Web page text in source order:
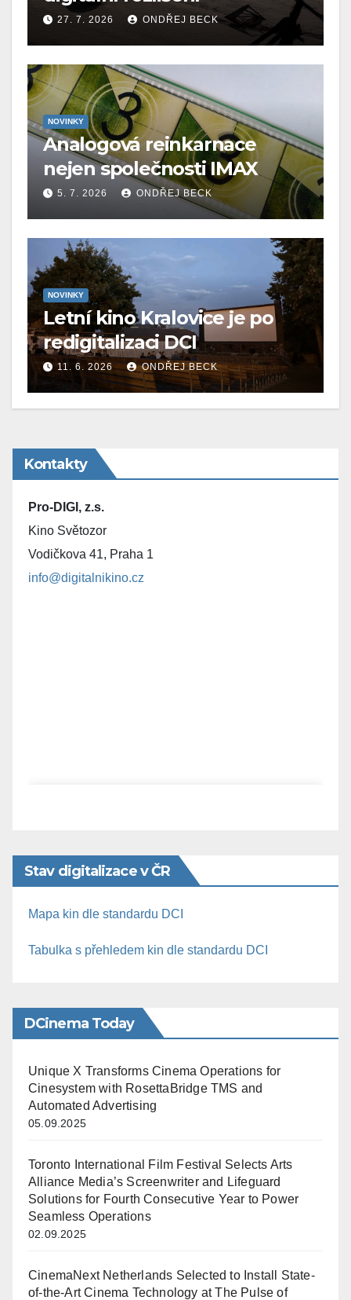
27. 7. 2026 ONDŘEJ BECK
NOVINKY
Analogová reinkarnace
nejen společnosti IMAX
5. 7. 2026 ONDŘEJ BECK
NOVINKY
Letní kino Kralovice je po
redigitalizaci DCI
11. 6. 2026 ONDŘEJ BECK
Kontakty
Pro-DIGI, z.s.
Kino Světozor
Vodičkova 41, Praha 1
info@digitalnikino.cz
Stav digitalizace v ČR
Mapa kin dle standardu DCI
Tabulka s přehledem kin dle standardu DCI
DCinema Today
Unique X Transforms Cinema Operations for
Cinesystem with RosettaBridge TMS and
Automated Advertising
05.09.2025
Toronto International Film Festival Selects Arts
Alliance Media’s Screenwriter and Lifeguard
Solutions for Fourth Consecutive Year to Power
Seamless Operations
02.09.2025
CinemaNext Netherlands Selected to Install State-
of-the-Art Cinema Technology at The Pulse of